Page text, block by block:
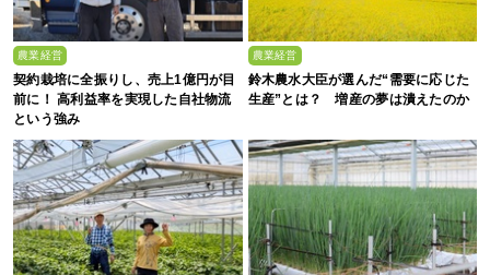
農業経営
契約栽培に全振りし、売上1億円が目
前に！ 高利益率を実現した自社物流
という強み
農業経営
鈴木農水大臣が選んだ“需要に応じた
生産”とは？ 増産の夢は潰えたのか